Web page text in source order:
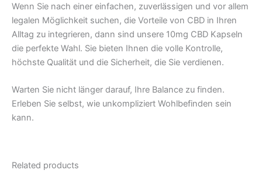
Wenn Sie nach einer einfachen, zuverlässigen und vor allem
legalen Möglichkeit suchen, die Vorteile von CBD in Ihren
Alltag zu integrieren, dann sind unsere 10mg CBD Kapseln
die perfekte Wahl. Sie bieten Ihnen die volle Kontrolle,
höchste Qualität und die Sicherheit, die Sie verdienen.
Warten Sie nicht länger darauf, Ihre Balance zu finden.
Erleben Sie selbst, wie unkompliziert Wohlbefinden sein
kann.
Related products